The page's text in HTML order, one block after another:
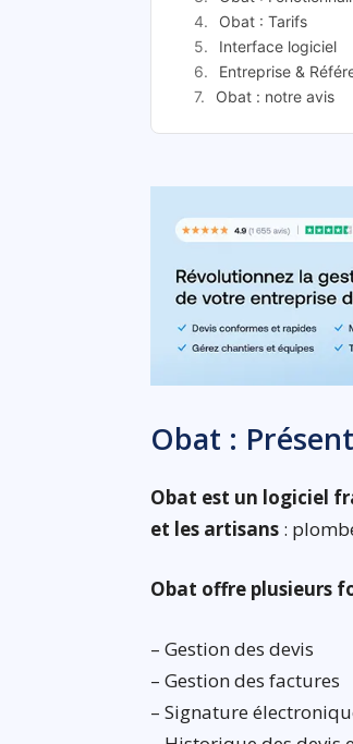
Obat : Tarifs
Interface logiciel
Entreprise &
Obat : notre avis
Obat :
Obat est un logiciel
et les artisans :
Obat offre plusieurs
– Gestion des devis
– Gestion des factures
– Signature